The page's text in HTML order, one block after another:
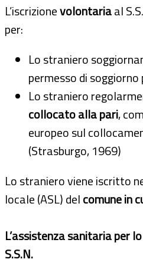
L’iscrizionevolontariaal
per:
Lo straniero
permesso di soggiorno
Lo straniero
collocato alla pari,
europeo sul
(Strasburgo, 1969)
Lo straniero viene iscritto
locale (ASL) delcomune in
L’assistenza sanitaria per
S.S.N.